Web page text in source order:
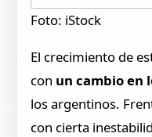
Foto: iStock
El crecimiento de
con un cambio en
los argentinos.
con cierta